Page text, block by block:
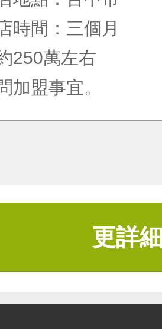
時間：三個月
250萬左右
加盟事宜。
更詳